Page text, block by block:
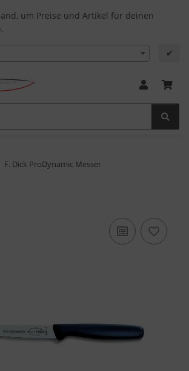
um Preise und Artikel für deinen
✔
F. Dick ProDynamic Messer